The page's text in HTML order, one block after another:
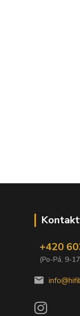
+420
(Po-Pá, 9-